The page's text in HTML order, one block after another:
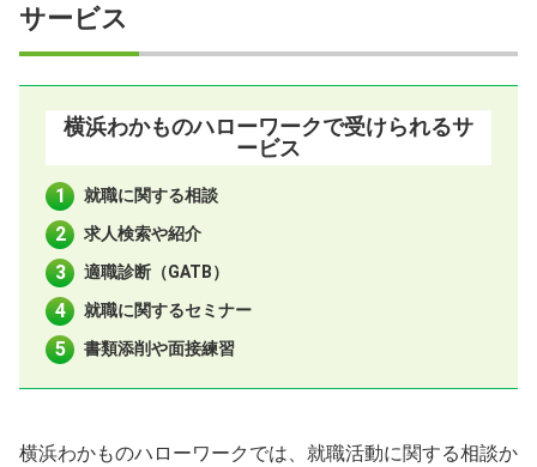
サービス
横浜わかものハローワークで受けられるサ
ービス
就職に関する相談
求人検索や紹介
適職診断（GATB）
就職に関するセミナー
書類添削や面接練習
横浜わかものハローワークでは、就職活動に関する相談か